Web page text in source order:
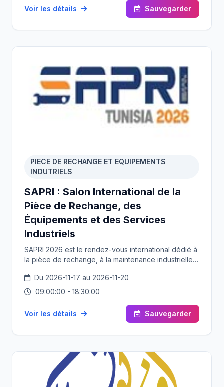
Voir les détails Sauvegarder
PIECE DE RECHANGE ET EQUIPEMENTS
INDUTRIELS
SAPRI : Salon International de la
Pièce de Rechange, des
Équipements et des Services
Industriels
SAPRI 2026 est le rendez-vous international dédié à
la pièce de rechange, à la maintenance industrielle
Organisé par le CETIME en partenariat avec l'ITF, le
salon réunit les acteurs clés de l’écosystème
compétitivité et la transition industrielle.
Du 2026-11-17 au 2026-11-20
09:00:00 - 18:30:00
Voir les détails Sauvegarder